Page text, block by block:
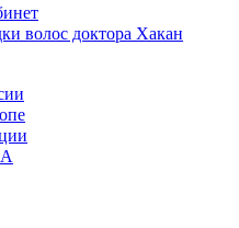
волос доктора Хакан